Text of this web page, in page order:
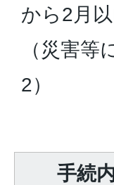
から2月
（災害
2）
手続